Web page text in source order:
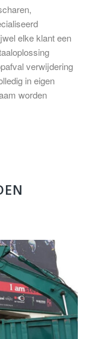
elke klant een
verwijdering
in eigen
worden